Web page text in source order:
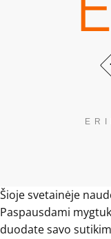
Šioje svetainėje
Paspausdami
duodate savo